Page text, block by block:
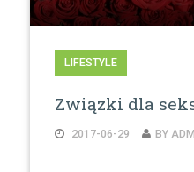
LIFESTYLE
Związki dla
2017-06-29 BY